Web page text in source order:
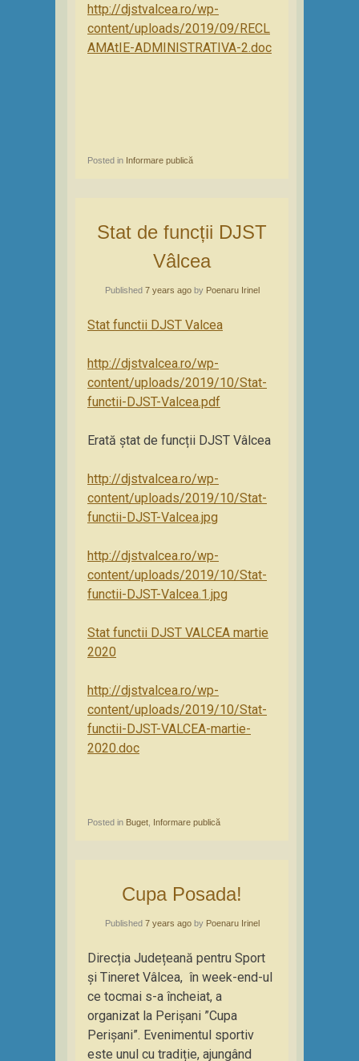
http://djstvalcea.ro/wp-
content/uploads/2019/09/RECL
AMAtIE-ADMINISTRATIVA-2.doc
Posted in Informare publică
Stat de funcții DJST
Vâlcea
Published 7 years agoby Poenaru Irinel
Stat functii DJST Valcea
http://djstvalcea.ro/wp-
content/uploads/2019/10/Stat-
functii-DJST-Valcea.pdf
Erată ștat de funcții DJST Vâlcea
http://djstvalcea.ro/wp-
content/uploads/2019/10/Stat-
functii-DJST-Valcea.jpg
http://djstvalcea.ro/wp-
content/uploads/2019/10/Stat-
functii-DJST-Valcea.1.jpg
Stat functii DJST VALCEA martie
2020
http://djstvalcea.ro/wp-
content/uploads/2019/10/Stat-
functii-DJST-VALCEA-martie-
2020.doc
Posted in Buget Informare publică
Cupa Posada!
Published 7 years agoby Poenaru Irinel
Direcția Județeană pentru Sport
și Tineret Vâlcea, în week-end-ul
ce tocmai s-a încheiat, a
organizat la Perișani ”Cupa
Perișani”. Evenimentul sportiv
este unul cu tradiție, ajungând